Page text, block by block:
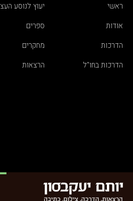
ראשי
אודות
הדרכות
הדרכות בחו"ל
יעוץ לנוסע
ספרים
מחקרים
הרצאות